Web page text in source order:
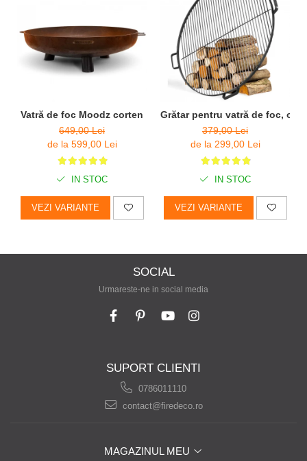
Vatră de foc Moodz corten
649,00 Lei
de la 599,00 Lei
IN STOC
VEZI VARIANTE
Grătar pentru vatră de foc,
379,00 Lei
de la 299,00 Lei
IN STOC
VEZI VARIANTE
SOCIAL
Urmareste-ne in social media
SUPORT CLIENTI
0786011110
contact@firedeco.ro
MAGAZINUL MEU